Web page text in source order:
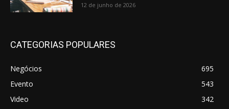
12 de junho de 2026
CATEGORIAS POPULARES
Negócios
695
Evento
543
Video
342